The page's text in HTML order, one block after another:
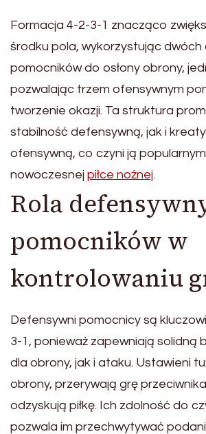
Formacja 4-2-3-1 znacząco
środku pola, wykorzystując
pomocników do osłony obrony,
pozwalając trzem ofensywnym
tworzenie okazji. Ta struktura
stabilność defensywną, jak i
ofensywną, co czyni ją
nowoczesnej piłce nożnej.
Rola
pomocników w
kontrolowaniu
Defensywni pomocnicy są
3-1, ponieważ zapewniają solidną
dla obrony, jak i ataku. Ustawieni
obrony, przerywają grę
odzyskują piłkę. Ich zdolność do
pozwala im przechwytywać